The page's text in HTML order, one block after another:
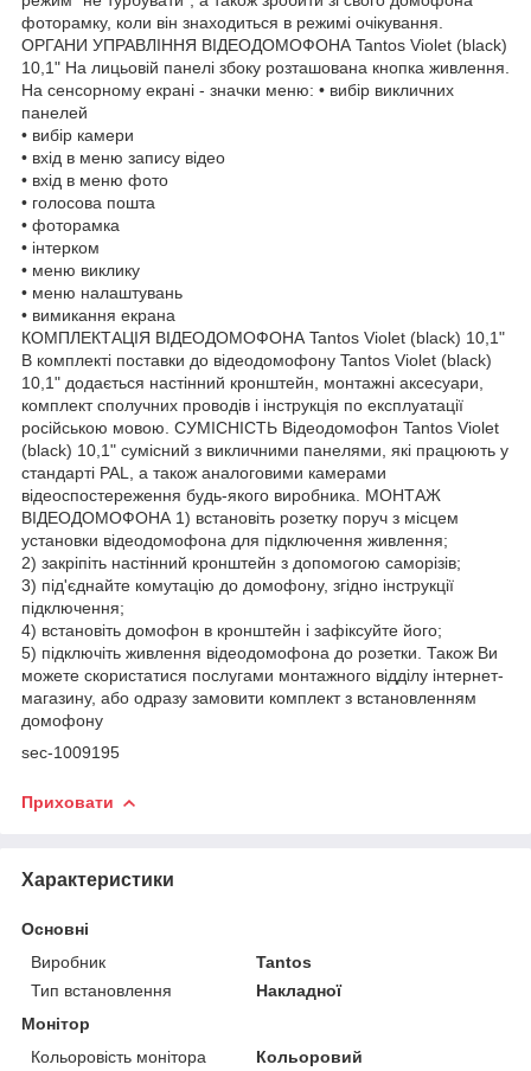
фоторамку, коли він знаходиться в режимі очікування.
ОРГАНИ УПРАВЛІННЯ ВІДЕОДОМОФОНА Tantos Violet (black)
10,1" На лицьовій панелі збоку розташована кнопка живлення.
На сенсорному екрані - значки меню: • вибір викличних
панелей
• вибір камери
• вхід в меню запису відео
• вхід в меню фото
• голосова пошта
• фоторамка
• інтерком
• меню виклику
• меню налаштувань
• вимикання екрана
КОМПЛЕКТАЦІЯ ВІДЕОДОМОФОНА Tantos Violet (black) 10,1"
В комплекті поставки до відеодомофону Tantos Violet (black)
10,1" додається настінний кронштейн, монтажні аксесуари,
комплект сполучних проводів і інструкція по експлуатації
російською мовою. СУМІСНІСТЬ Відеодомофон Tantos Violet
(black) 10,1" сумісний з викличними панелями, які працюють у
стандарті PAL, а також аналоговими камерами
відеоспостереження будь-якого виробника. МОНТАЖ
ВІДЕОДОМОФОНА 1) встановіть розетку поруч з місцем
установки відеодомофона для підключення живлення;
2) закріпіть настінний кронштейн з допомогою саморізів;
3) під'єднайте комутацію до домофону, згідно інструкції
підключення;
4) встановіть домофон в кронштейн і зафіксуйте його;
5) підключіть живлення відеодомофона до розетки. Також Ви
можете скористатися послугами монтажного відділу інтернет-
магазину, або одразу замовити комплект з встановленням
домофону
sec-1009195
Приховати
Характеристики
Основні
Виробник
Tantos
Тип встановлення
Накладної
Монітор
Кольоровість монітора
Кольоровий